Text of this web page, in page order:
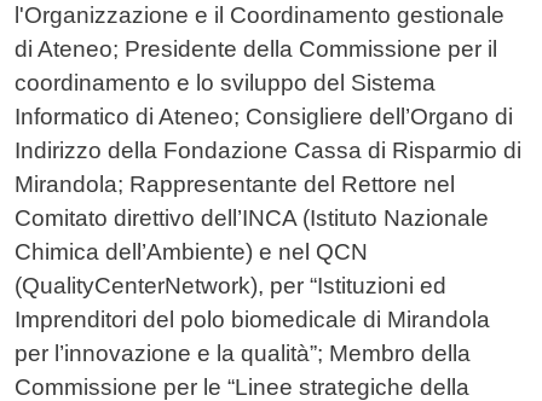
l'Organizzazione e il Coordinamento gestionale
di Ateneo; Presidente della Commissione per il
coordinamento e lo sviluppo del Sistema
Informatico di Ateneo; Consigliere dell’Organo di
Indirizzo della Fondazione Cassa di Risparmio di
Mirandola; Rappresentante del Rettore nel
Comitato direttivo dell’INCA (Istituto Nazionale
Chimica dell’Ambiente) e nel QCN
(QualityCenterNetwork), per “Istituzioni ed
Imprenditori del polo biomedicale di Mirandola
per l’innovazione e la qualità”; Membro della
Commissione per le “Linee strategiche della